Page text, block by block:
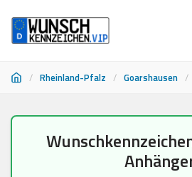
/ Rheinland-Pfalz / Goarshausen /